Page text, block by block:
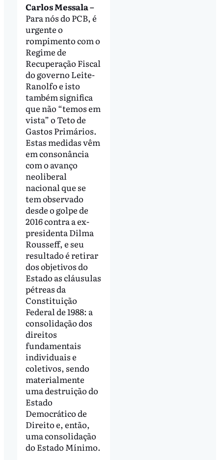
Carlos Messala –
Para nós do PCB, é
urgente o
rompimento com o
Regime de
Recuperação Fiscal
do governo Leite-
Ranolfo e isto
também significa
que não “temos em
vista” o Teto de
Gastos Primários.
Estas medidas vêm
em consonância
com o avanço
neoliberal
nacional que se
tem observado
desde o golpe de
2016 contra a ex-
presidenta Dilma
Rousseff, e seu
resultado é retirar
dos objetivos do
Estado as cláusulas
pétreas da
Constituição
Federal de 1988: a
consolidação dos
direitos
fundamentais
individuais e
coletivos, sendo
materialmente
uma destruição do
Estado
Democrático de
Direito e, então,
uma consolidação
do Estado Mínimo.